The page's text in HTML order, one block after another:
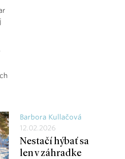
Barbora Kullačová
12.02.2026
Nestačí hýbať sa
len v záhradke